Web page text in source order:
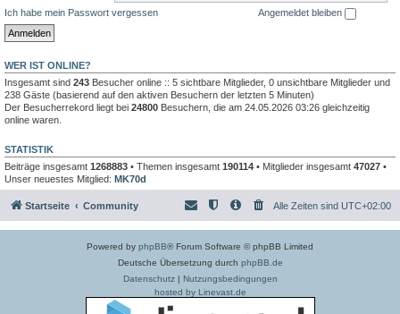
Ich habe mein Passwort vergessen
Angemeldet bleiben
WER IST ONLINE?
Insgesamt sind 243 Besucher online :: 5 sichtbare Mitglieder, 0 unsichtbare Mitglieder und
238 Gäste (basierend auf den aktiven Besuchern der letzten 5 Minuten)
Der Besucherrekord liegt bei 24800 Besuchern, die am 24.05.2026 03:26 gleichzeitig
online waren.
STATISTIK
Beiträge insgesamt 1268883 • Themen insgesamt 190114 • Mitglieder insgesamt 47027 •
Unser neuestes Mitglied: MK70d
Startseite Community Alle Zeiten sind UTC+02:00
Powered by phpBB® Forum Software © phpBB Limited
Deutsche Übersetzung durch phpBB.de
Datenschutz| Nutzungsbedingungen
hosted by Linevast.de